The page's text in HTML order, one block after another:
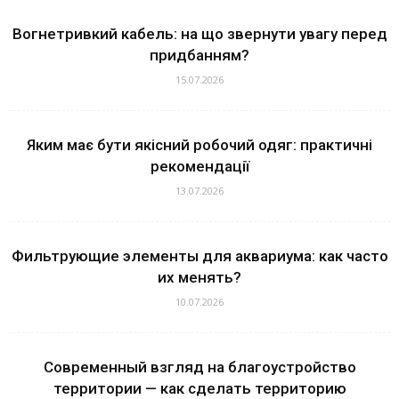
Вогнетривкий кабель: на що звернути увагу перед
придбанням?
15.07.2026
Яким має бути якісний робочий одяг: практичні
рекомендації
13.07.2026
Фильтрующие элементы для аквариума: как часто
их менять?
10.07.2026
Современный взгляд на благоустройство
территории — как сделать территорию